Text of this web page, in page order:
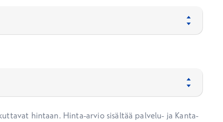
hintaan. Hinta-arvio sisältää palvelu- ja Kanta-